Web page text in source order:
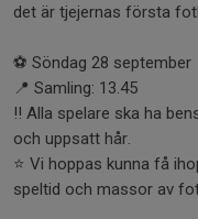
det är tjejernas första
⚽️ Söndag 28 september
📍 Samling: 13.45
‼️ Alla spelare ska ha
och uppsatt hår.
⭐️ Vi hoppas kunna få
speltid och massor av